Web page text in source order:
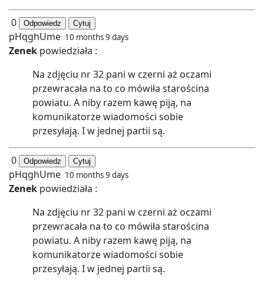
0 Odpowiedz Cytuj
pHqghUme 10 months 9 days
Zenek powiedziała :
Na zdjęciu nr 32 pani w czerni aż oczami
przewracała na to co mówiła starościna
powiatu. A niby razem kawę piją, na
komunikatorze wiadomości sobie
przesyłają. I w jednej partii są.
0 Odpowiedz Cytuj
pHqghUme 10 months 9 days
Zenek powiedziała :
Na zdjęciu nr 32 pani w czerni aż oczami
przewracała na to co mówiła starościna
powiatu. A niby razem kawę piją, na
komunikatorze wiadomości sobie
przesyłają. I w jednej partii są.